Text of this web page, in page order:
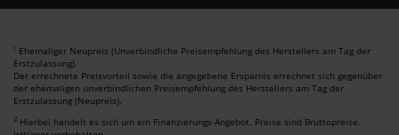
1 Ehemaliger Neupreis (Unverbindliche Preisempfehlung des Herstellers am Tag der
Erstzulassung).
Der errechnete Preisvorteil sowie die angegebene Ersparnis errechnet sich gegenüber
der ehemaligen unverbindlichen Preisempfehlung des Herstellers am Tag der
Erstzulassung (Neupreis).
2 Hierbei handelt es sich um ein Finanzierungs-Angebot. Preise sind Bruttopreise.